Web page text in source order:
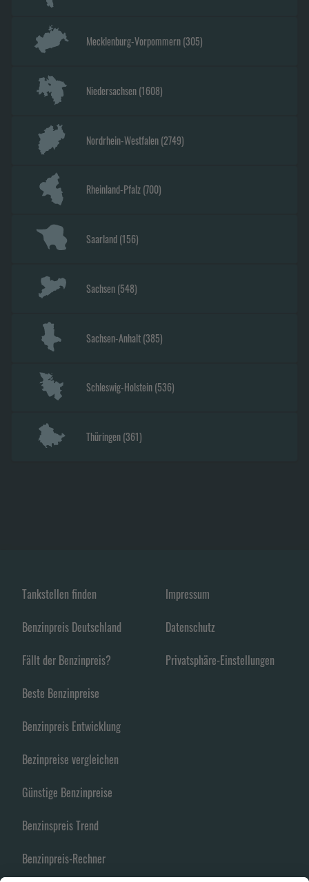
Mecklenburg-Vorpommern(305)
Niedersachsen(1608)
Nordrhein-Westfalen(2749)
Rheinland-Pfalz(700)
Saarland(156)
Sachsen(548)
Sachsen-Anhalt(385)
Schleswig-Holstein(536)
Thüringen(361)
Tankstellen finden
Benzinpreis Deutschland
Fällt der Benzinpreis?
Beste Benzinpreise
Benzinpreis Entwicklung
Bezinpreise vergleichen
Günstige Benzinpreise
Benzinspreis Trend
Benzinpreis-Rechner
Impressum
Datenschutz
Privatsphäre-Einstellungen